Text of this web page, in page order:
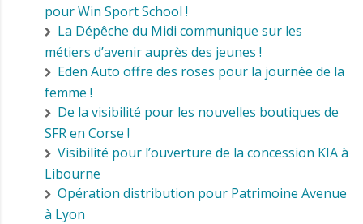
pour Win Sport School !
La Dépêche du Midi communique sur les
métiers d’avenir auprès des jeunes !
Eden Auto offre des roses pour la journée de la
femme !
De la visibilité pour les nouvelles boutiques de
SFR en Corse !
Visibilité pour l’ouverture de la concession KIA à
Libourne
Opération distribution pour Patrimoine Avenue
à Lyon